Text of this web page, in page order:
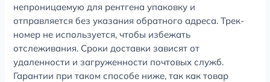
непроницаемую для рентгена упаковку и
отправляется без указания обратного адреса. Трек-
номер не используется, чтобы избежать
отслеживания. Сроки доставки зависят от
удаленности и загруженности почтовых служб.
Гарантии при таком способе ниже, так как товар